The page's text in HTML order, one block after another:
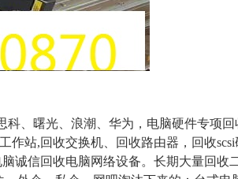
科、曙光、浪潮、华为，电脑硬件专项回
站,回收交换机、回收路由器，回收scsi
诚信回收电脑网络设备。长期大量回收